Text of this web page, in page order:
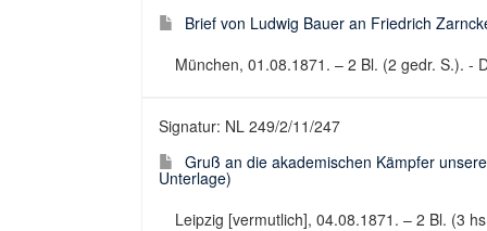
Brief von Ludwig Bauer an Friedrich
München, 01.08.1871. – 2 Bl. (2 gedr. S.). -
Signatur: NL 249/2/11/247
Gruß an die akademischen Kämpfer
Unterlage)
Leipzig [vermutlich], 04.08.1871. – 2 Bl. (3